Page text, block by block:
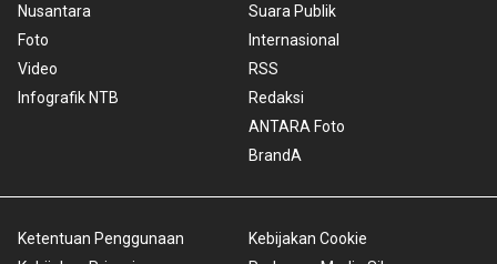
Nusantara
Foto
Video
Infografik NTB
Suara Publik
Internasional
RSS
Redaksi
ANTARA Foto
BrandA
Ketentuan Penggunaan
Kebijakan Cookie